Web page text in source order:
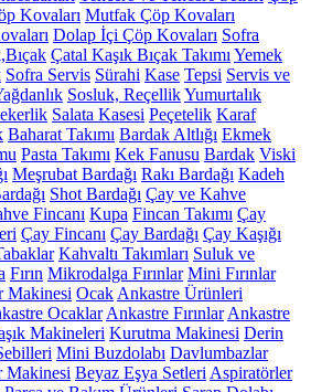
Kovaları Mutfak Çöp Kovaları
Dolap İçi Çöp Kovaları Sofra
Çatal Kaşık Bıçak Takımı Yemek
Sofra Servis Sürahi Kase Tepsi Servis ve
Sosluk, ReçellikYumurtalık
Salata Kasesi Peçetelik Karaf
Baharat Takımı Bardak Altlığı Ekmek
Pasta Takımı Kek Fanusu Bardak Viski
Meşrubat Bardağı Rakı Bardağı Kadeh
Shot Bardağı Çay ve Kahve
Fincanı Kupa Fincan Takımı Çay
Çay Fincanı Çay Bardağı Çay Kaşığı
Kahvaltı Takımları Suluk ve
Fırın Mikrodalga Fırınlar Mini Fırınlar
Makinesi Ocak Ankastre Ürünleri
Ocaklar Ankastre Fırınlar Ankastre
Makineleri Kurutma Makinesi Derin
Mini Buzdolabı Davlumbazlar
Makinesi Beyaz Eşya Setleri Aspiratörler